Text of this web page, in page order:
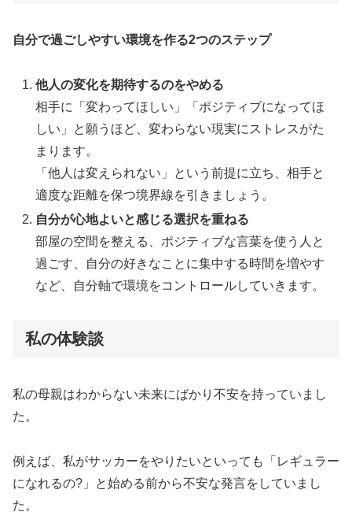
自分で過ごしやすい環境を作る2つのステップ
他人の変化を期待するのをやめる
相手に「変わってほしい」「ポジティブになってほ
しい」と願うほど、変わらない現実にストレスがた
まります。
「他人は変えられない」という前提に立ち、相手と
適度な距離を保つ境界線を引きましょう。
自分が心地よいと感じる選択を重ねる
部屋の空間を整える、ポジティブな言葉を使う人と
過ごす、自分の好きなことに集中する時間を増やす
など、自分軸で環境をコントロールしていきます。
私の体験談
私の母親はわからない未来にばかり不安を持っていまし
た。
例えば、私がサッカーをやりたいといっても「レギュラー
になれるの?」と始める前から不安な発言をしていまし
た。